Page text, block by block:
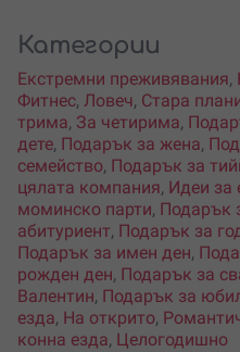
Категории
Екстремни преживявания,
Фитнес, Ловеч, Стара
трима, За четирима,
дете, Подарък за жена,
семейство, Подарък за
цялата компания, Идеи за
моминско парти, Подарък
абитуриент, Подарък за
Подарък за имен ден,
рожден ден, Подарък за
Валентин, Подарък за
езда, На открито,
конна езда, Целогодишно